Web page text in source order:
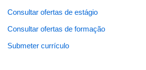
Consultar ofertas de estágio
Consultar ofertas de formação
Submeter currículo